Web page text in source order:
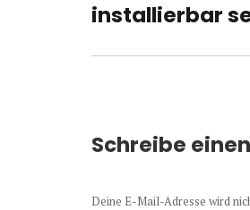
installierbar
Schreibe
Deine E-Mail-Adresse wird